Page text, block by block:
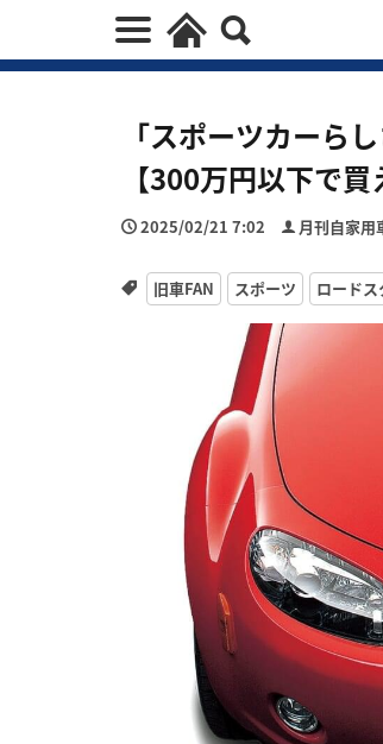
「スポーツカーら
【300万円以下で
2025/02/21 7:02 月刊自家用
旧車FAN スポーツ ロード